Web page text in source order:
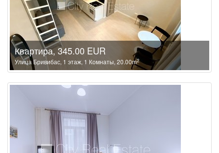
Квартира, 345.00 EUR
Улица Бривибас, 1 этаж, 1 Комнаты, 20.00m2